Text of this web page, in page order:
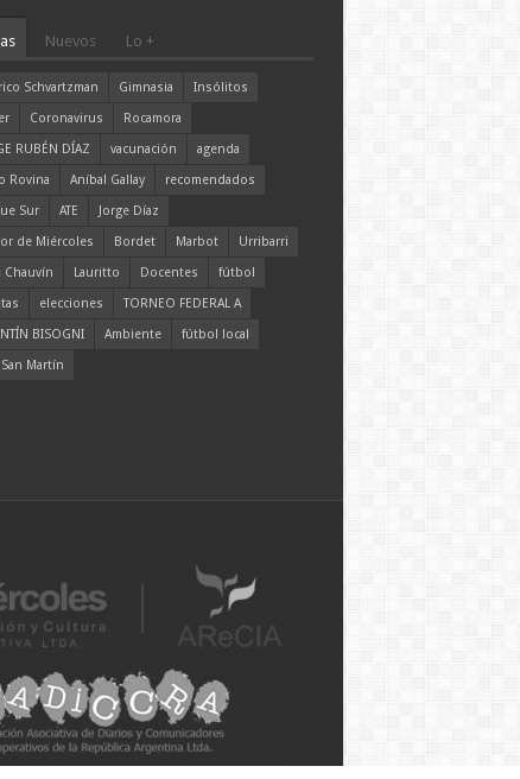
Nuevos Lo +
Schvartzman Gimnasia
Insólitos
Coronavirus
Rocamora
RUBÉN DÍAZ
vacunación
agenda
Rovina
Aníbal Gallay
recomendados
Sur
ATE
Jorge Díaz
de Miércoles
Bordet Marbot
Urribarri
Chauvín
Lauritto Docentes
fútbol
elecciones
TORNEO FEDERAL A
BISOGNI
Ambiente
fútbol local
Martín